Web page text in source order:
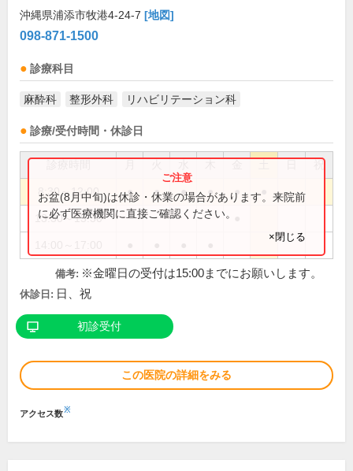
沖縄県浦添市牧港4-24-7 [地図]
098-871-1500
診療科目
麻酔科 整形外科 リハビリテーション科
診療/受付時間・休診日
祝
8:30～12:00 ● ● ● ● ●
13:30～15:30
お盆(8月中旬)は休診・休業の場合があります。来院前
に必ず医療機関に直接ご確認ください。
×閉じる
備考: ※金曜日の受付は15:00までにお願いします。
休診日: 日、祝
初診受付
この医院の詳細をみる
アクセス数※